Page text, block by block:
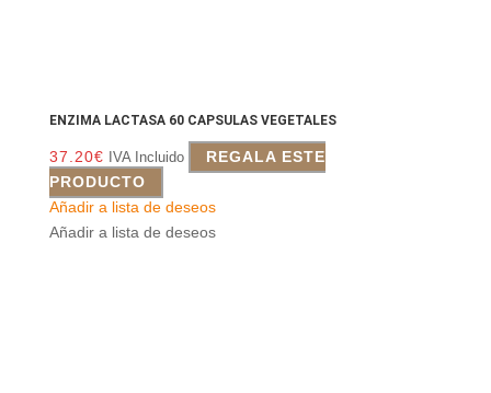
ENZIMA LACTASA 60 CAPSULAS VEGETALES
37.20€ IVA Incluido
REGALA ESTE
PRODUCTO
Añadir a lista de deseos
Añadir a lista de deseos